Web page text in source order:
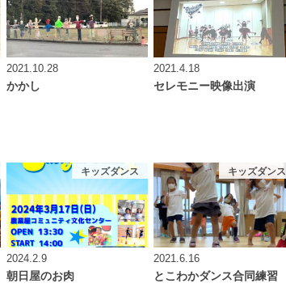
2021.10.28
かかし
2021.4.18
セレモニー映像出演
キッズダンス
2024.2.9
朝日屋のお肉
キッズダンス
2021.6.16
とこわかダンス合同練習